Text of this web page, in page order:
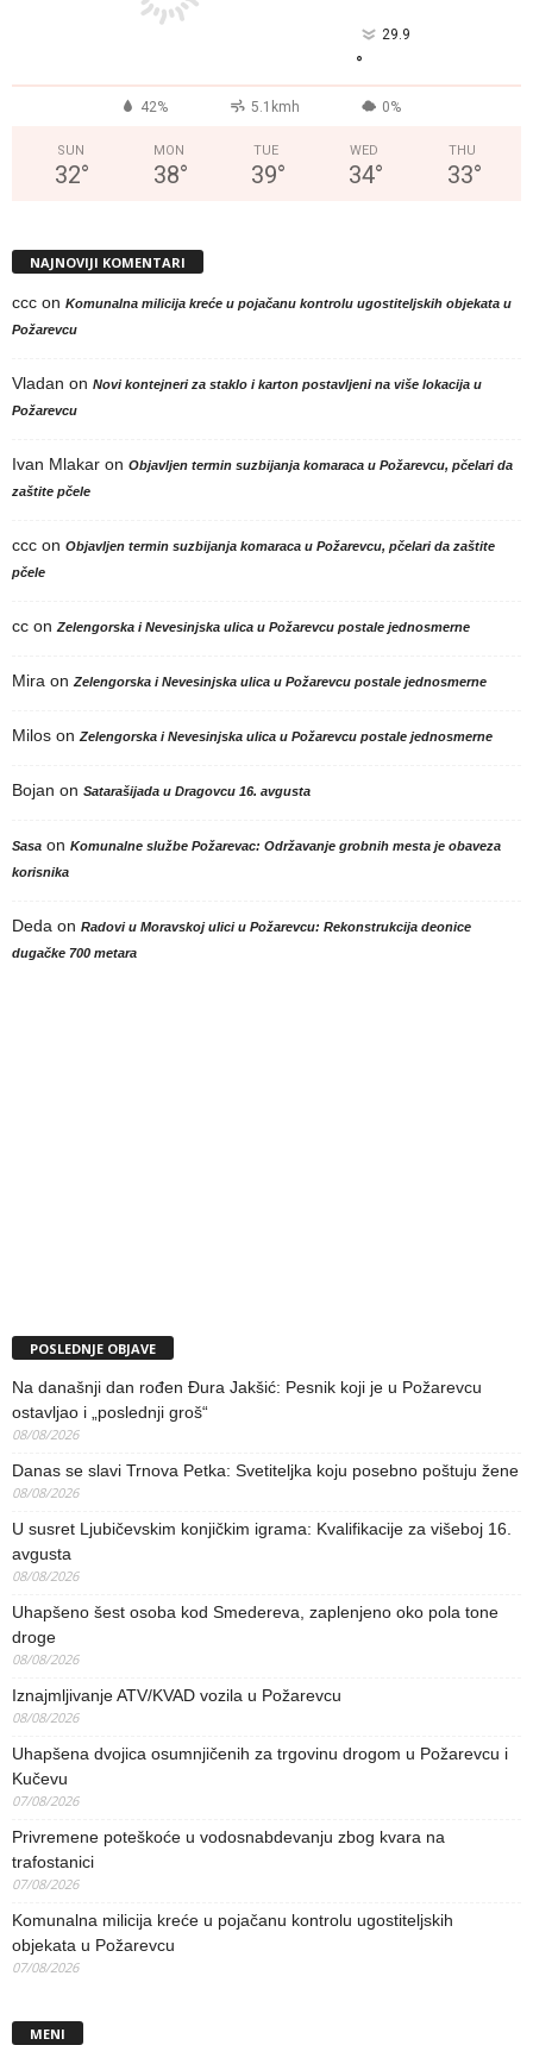
29.9
°
42% 5.1kmh 0%
SUN
32°
MON
38°
TUE
39°
WED
34°
THU
33°
NAJNOVIJI KOMENTARI
ccc on Komunalna milicija kreće u pojačanu kontrolu ugostiteljskih objekata u
Požarevcu
Vladan on Novi kontejneri za staklo i karton postavljeni na više lokacija u
Požarevcu
Ivan Mlakar on Objavljen termin suzbijanja komaraca u Požarevcu, pčelari da
zaštite pčele
ccc on Objavljen termin suzbijanja komaraca u Požarevcu, pčelari da zaštite
pčele
cc on Zelengorska i Nevesinjska ulica u Požarevcu postale jednosmerne
Mira on Zelengorska i Nevesinjska ulica u Požarevcu postale jednosmerne
Milos on Zelengorska i Nevesinjska ulica u Požarevcu postale jednosmerne
Bojan on Satarašijada u Dragovcu 16. avgusta
Sasa on Komunalne službe Požarevac: Održavanje grobnih mesta je obaveza
korisnika
Deda on Radovi u Moravskoj ulici u Požarevcu: Rekonstrukcija deonice
dugačke 700 metara
POSLEDNJE OBJAVE
Na današnji dan rođen Đura Jakšić: Pesnik koji je u Požarevcu
ostavljao i „poslednji groš“
08/08/2026
Danas se slavi Trnova Petka: Svetiteljka koju posebno poštuju žene
08/08/2026
U susret Ljubičevskim konjičkim igrama: Kvalifikacije za višeboj 16.
avgusta
08/08/2026
Uhapšeno šest osoba kod Smedereva, zaplenjeno oko pola tone
droge
08/08/2026
Iznajmljivanje ATV/KVAD vozila u Požarevcu
08/08/2026
Uhapšena dvojica osumnjičenih za trgovinu drogom u Požarevcu i
Kučevu
07/08/2026
Privremene poteškoće u vodosnabdevanju zbog kvara na
trafostanici
07/08/2026
Komunalna milicija kreće u pojačanu kontrolu ugostiteljskih
objekata u Požarevcu
07/08/2026
MENI